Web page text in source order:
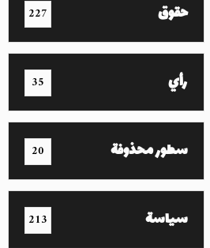
حقوق 227
رأي 35
سطور محذوفة 20
سياسة 213